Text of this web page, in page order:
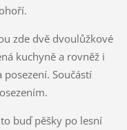
zde dvě dvoulůžkové
kuchyně a rovněž i
Součástí
buď pěšky po lesní